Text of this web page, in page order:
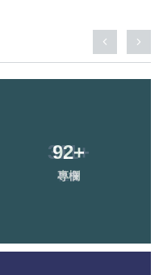
92+
專欄